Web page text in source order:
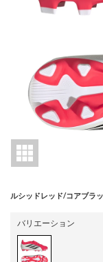
バリエーション